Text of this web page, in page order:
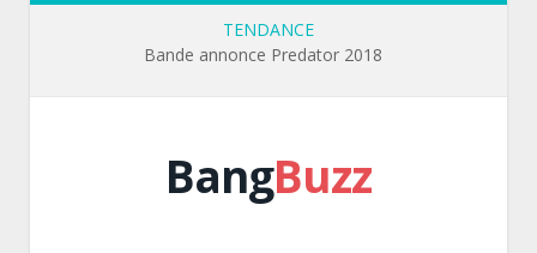
TENDANCE
Bande annonce Predator 2018
BangBuzz